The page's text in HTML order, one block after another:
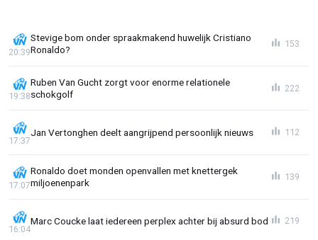
Stevige bom onder spraakmakend huwelijk Cristiano
Ronaldo?
20:39
153
Ruben Van Gucht zorgt voor enorme relationele
schokgolf
19:38
222
Jan Vertonghen deelt aangrijpend persoonlijk nieuws
17:37
112
Ronaldo doet monden openvallen met knettergek
miljoenenpark
17:07
139
Marc Coucke laat iedereen perplex achter bij absurd bod
16:04
219